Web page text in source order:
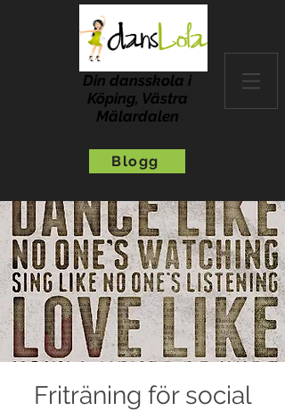
Din dansskola i
Köping, Västra
Mälardalen
Blogg
Friträning för social